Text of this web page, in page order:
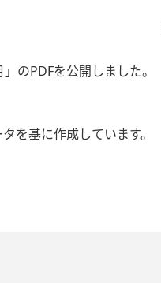
のPDFを公開しました。
を基に作成しています。